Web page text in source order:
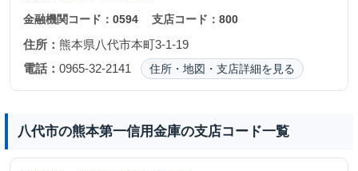
金融機関コード： 0594 支店コード：800
住所： 熊本県八代市本町3-1-19
電話： 0965-32-2141 住所・地図・支店詳細を見る
八代市の熊本第一信用金庫の支店コード一覧